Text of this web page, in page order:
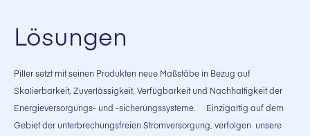
Lösungen
Piller setzt mit seinen Produkten neue Maßstäbe in Bezug auf
Skalierbarkeit, Zuverlässigkeit, Verfügbarkeit und Nachhaltigkeit der
Energieversorgungs- und -sicherungssysteme. Einzigartig auf dem
Gebiet der unterbrechungsfreien Stromversorgung, verfolgen unsere